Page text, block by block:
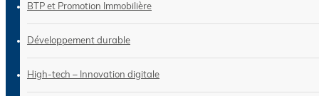
BTP et Promotion Immobilière
Développement durable
High-tech – Innovation digitale